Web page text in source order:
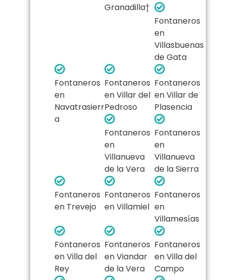
Granadilla†
Fontaneros
en
Villasbuenas
de Gata
Fontaneros
en
Navatrasierr
a
Fontaneros
en Villar del
Pedroso
Fontaneros
en Villar de
Plasencia
Fontaneros
en
Villanueva
de la Vera
Fontaneros
en
Villanueva
de la Sierra
Fontaneros
en Trevejo
Fontaneros
en Villamiel
Fontaneros
en
Villamesías
Fontaneros
en Villa del
Rey
Fontaneros
en Viandar
de la Vera
Fontaneros
en Villa del
Campo